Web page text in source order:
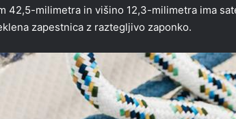
42,5-milimetra in višino 12,3-milimetra ima
zapestnica z raztegljivo zaponko.